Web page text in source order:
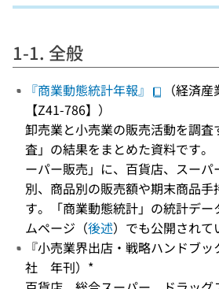
1-1. 全般
『商業動態統計年報』
（経済
【Z41-786】）
卸売業と小売業の販売活動を調
査」の結果をまとめた資料です
ーパー販売」に、百貨店、スー
別、商品別の販売額や期末商品手
す。「商業動態統計」の統計デ
ムページ（後述）でも公開されて
『小売業界出店・戦略ハンドブ
社 年刊）*